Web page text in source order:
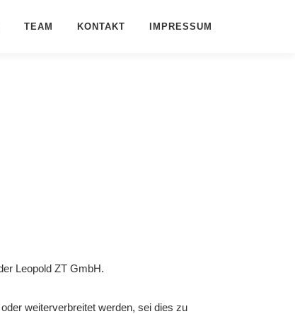
TEAM KONTAKT IMPRESSUM
Leopold ZT GmbH.
weiterverbreitet werden, sei dies zu